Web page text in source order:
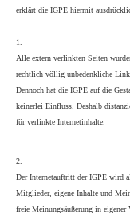
erklärt die IGPE hiermit
1.
Alle extern verlinkten Seiten
rechtlich völlig unbedenkliche
Dennoch hat die IGPE auf die
keinerlei Einfluss. Deshalb
für verlinkte Internetinhalte.
2.
Der Internetauftritt der IGPE wird
Mitglieder, eigene Inhalte und
freie Meinungsäußerung in